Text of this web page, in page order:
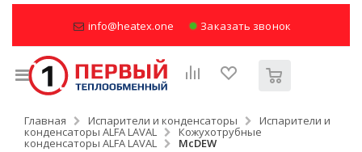
info@heatex.one Заказать звонок
Главная Испарители и конденсаторы Испарители и
конденсаторы ALFA LAVAL Кожухотрубные
конденсаторы ALFA LAVAL McDEW